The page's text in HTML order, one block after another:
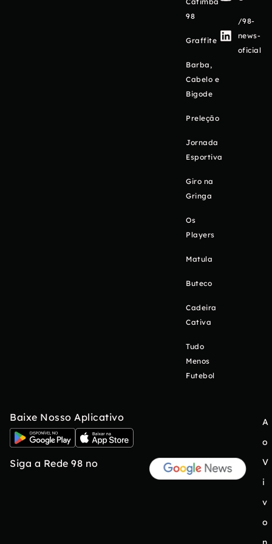
98
Graffite
Barba,
Cabelo e
Bigode
Preleção
Jornada
Esportiva
Giro na
Gringa
Os
Players
Matula
Buteco
Cadeira
Cativa
Tudo
Menos
Futebol
/98-
news-
oficial
Baixe Nosso Aplicativo
Siga a Rede 98 no
A
o
V
i
v
o